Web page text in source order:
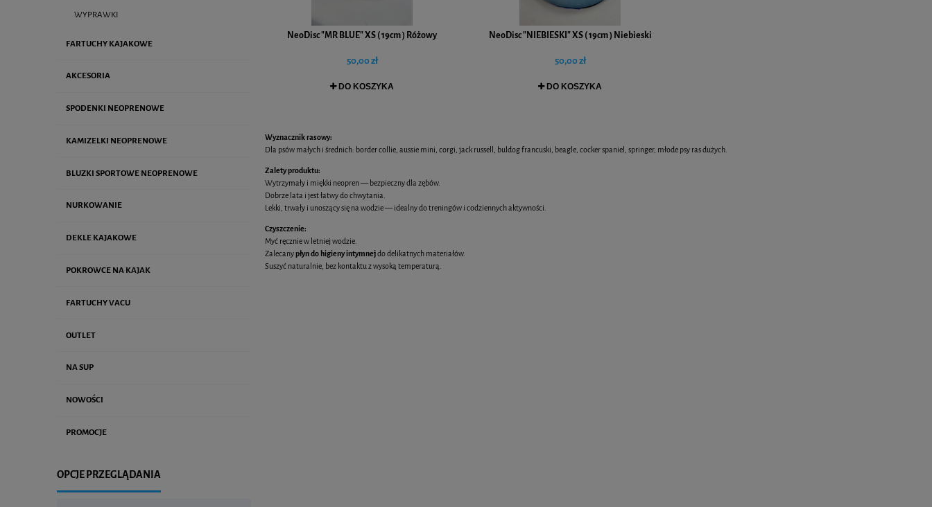
WYPRAWKI
FARTUCHY KAJAKOWE
AKCESORIA
SPODENKI NEOPRENOWE
KAMIZELKI NEOPRENOWE
BLUZKI SPORTOWE NEOPRENOWE
NURKOWANIE
DEKLE KAJAKOWE
POKROWCE NA KAJAK
FARTUCHY VACU
OUTLET
NA SUP
NOWOŚCI
PROMOCJE
OPCJE PRZEGLĄDANIA
NeoDisc "MR BLUE" XS ( 19cm ) Różowy
50,00 zł
DO KOSZYKA
NeoDisc "NIEBIESKI" XS ( 19cm ) Niebieski
50,00 zł
DO KOSZYKA
Wyznacznik rasowy:
Dla psów małych i średnich: border collie, aussie mini, corgi, jack russell, buldog francuski, beagle, cocker spaniel, springer, młode psy ras dużych.
Zalety produktu:
Wytrzymały i miękki neopren — bezpieczny dla zębów.
Dobrze lata i jest łatwy do chwytania.
Lekki, trwały i unoszący się na wodzie — idealny do treningów i codziennych aktywności.
Czyszczenie:
Myć ręcznie w letniej wodzie.
Zalecanypłyn do higieny intymnejdo delikatnych materiałów.
Suszyć naturalnie, bez kontaktu z wysoką temperaturą.